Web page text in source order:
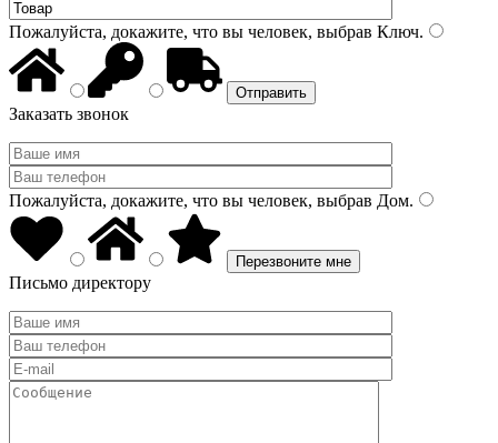
Пожалуйста, докажите, что вы человек, выбрав Ключ.
Заказать звонок
Пожалуйста, докажите, что вы человек, выбрав Дом.
Письмо директору